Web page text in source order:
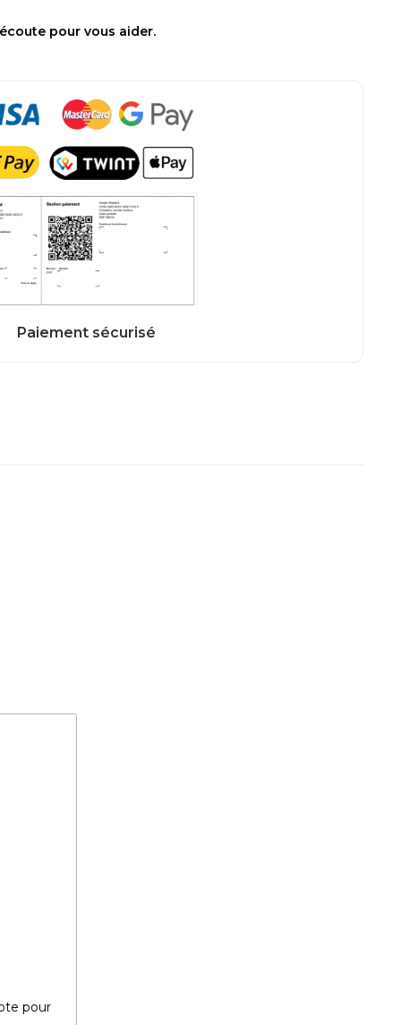
pour vous aider.
pour